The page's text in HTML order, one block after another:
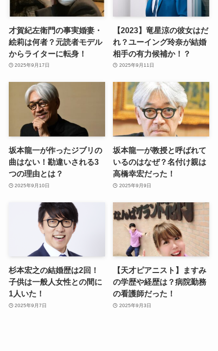
才賀紀左衛門の事実婚妻・
絵莉は何者？元読者モデル
からライターに転身！
2025年9月17日
【2023】竜星涼の彼女はだ
れ？ユーイング玲奈が結婚
相手の有力候補か！？
2025年9月11日
坂本龍一が作ったジブリの
曲はない！勘違いされる3
つの理由とは？
2025年9月10日
坂本龍一が教授と呼ばれて
いるのはなぜ？名付け親は
高橋幸宏だった！
2025年9月9日
杉本宏之の結婚歴は2回！
子供は一般人女性との間に
1人いた！
2025年9月7日
【天才ピアニスト】ますみ
の学歴や経歴は？病院勤務
の看護師だった！
2025年9月3日